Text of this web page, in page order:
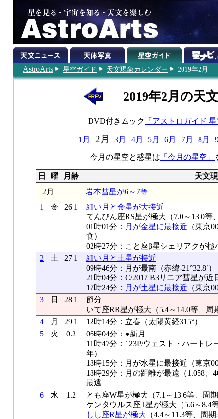
AstroArts 星空ガイド 天文現象カレンダー 2019年2月
2019年2月の天
DVD付きムック 『アストロガイド
1月 2月 3月 4月 5月 6月 7月 8月
今月の星空と惑星は 「今月の星空」
日 曜 月齢
天文
2月
岩本彗星が6～7等
1
金 26.1
細い月と金星が大接近
てんびん座RS星が極大（7.0～13.0等
01時01分： 月が金星に最接近 （東京
食）
02時27分：こと座β星シェリアクが極
2
土 27.1
細い月と土星が接近
09時46分：月が最南（赤緯-21°32.8′）
21時04分：C/2017 B3リニア彗星が近
17時24分： 月が土星に最接近 （東京
3
日 28.1
節分
いて座RR星が極大（5.4～14.0等、周
4
月 29.1
12時14分：立春（太陽黄経315°）
5
火 0.2
06時04分：●新月
11時47分：123P/ウェスト・ハート
年）
18時15分：月が水星に最接近（東京
18時29分：月の距離が最遠（1.058、
最遠
6
水 1.2
とも座W星が極大（7.1～13.6等、周
ケンタウルス座T星が極大（5.6～8.4
しし座R星が極大 （4.4～11.3等、周